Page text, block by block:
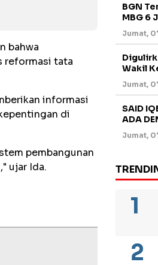
bahwa
reformasi tata
informasi
di
pembangunan
ujar Ida.
BGN
MBG 6
Jumat,
Wakil
Jumat,
SAID
ADA
Jumat,